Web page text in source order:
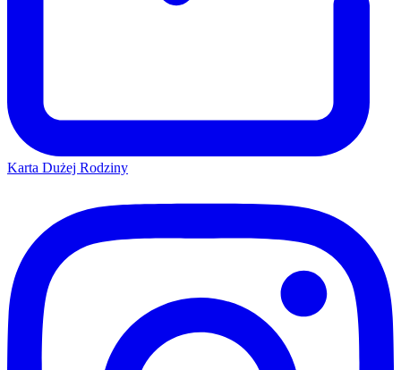
Karta Dużej Rodziny